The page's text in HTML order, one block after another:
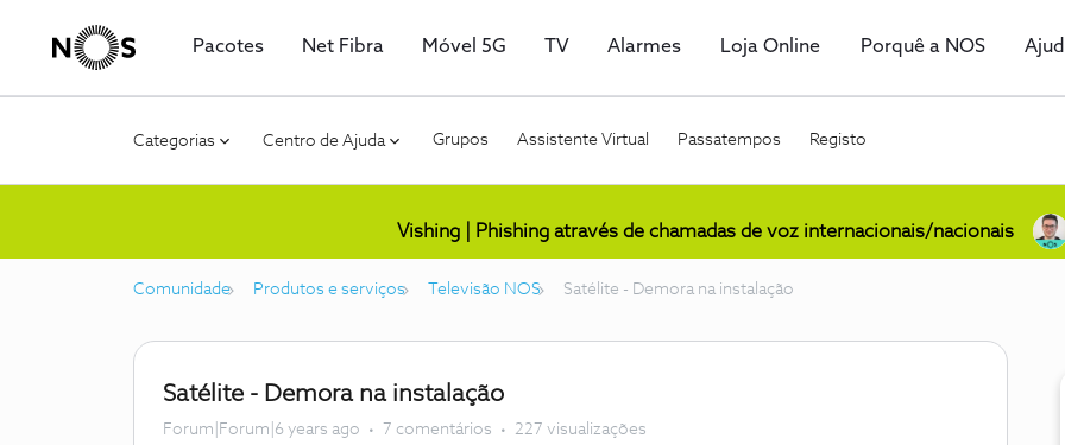
Pacotes Net Fibra Móvel 5G TV Alarmes Loja Online Porquê a NOS
Categorias Centro de Ajuda Grupos Assistente Virtual Passatempos Registo
Vishing | Phishing através de chamadas de voz internacionais/nacionais
Comunidade Produtos e serviços Televisão NOS Satélite - Demora na instalação
Satélite - Demora na instalação
Forum|Forum|6 years ago 7 comentários 227 visualizações